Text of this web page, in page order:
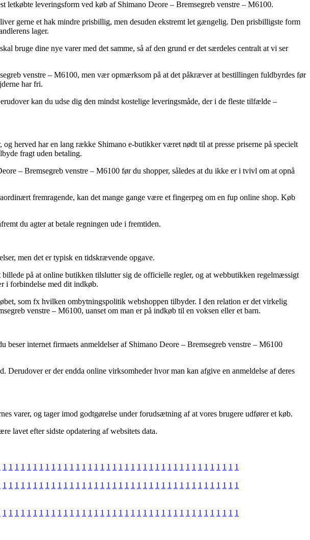
letkøbte leveringsform ved køb af Shimano Deore – Bremsegreb venstre – M6100.
gerne et hak mindre prisbillig, men desuden ekstremt let gængelig. Den prisbilligste form
lager.
bruge dine nye varer med det samme, så af den grund er det særdeles centralt at vi ser
venstre – M6100, men vær opmærksom på at det påkræver at bestillingen fuldbyrdes før
har fri.
kan du udse dig den mindst kostelige leveringsmåde, der i de fleste tilfælde –
herved har en lang række Shimano e-butikker været nødt til at presse priserne på specielt
fragt uden betaling.
– Bremsegreb venstre – M6100 før du shopper, således at du ikke er i tvivl om at opnå
fremragende, kan det mange gange være et fingerpeg om en fup online shop. Køb
du agter at betale regningen ude i fremtiden.
men det er typisk en tidskrævende opgave.
på at online butikken tilslutter sig de officielle regler, og at webbutikken regelmæssigt
i forbindelse med dit indkøb.
som fx hvilken ombytningspolitik webshoppen tilbyder. I den relation er det virkelig
venstre – M6100, uanset om man er på indkøb til en voksen eller et barn.
internet firmaets anmeldelser af Shimano Deore – Bremsegreb venstre – M6100
er der endda online virksomheder hvor man kan afgive en anmeldelse af deres
varer, og tager imod godtgørelse under forudsætning af at vores brugere udfører et køb.
lavet efter sidste opdatering af websitets data.
1 1 1 1 1 1 1 1 1 1 1 1 1 1 1 1 1 1 1 1 1 1 1 1 1 1 1 1 1 1 1 1 1 1 1 1 1 1 1
1 1 1 1 1 1 1 1 1 1 1 1 1 1 1 1 1 1 1 1 1 1 1 1 1 1 1 1 1 1 1 1 1 1 1 1 1 1 1
1 1 1 1 1 1 1 1 1 1 1 1 1 1 1 1 1 1 1 1 1 1 1 1 1 1 1 1 1 1 1 1 1 1 1 1 1 1 1